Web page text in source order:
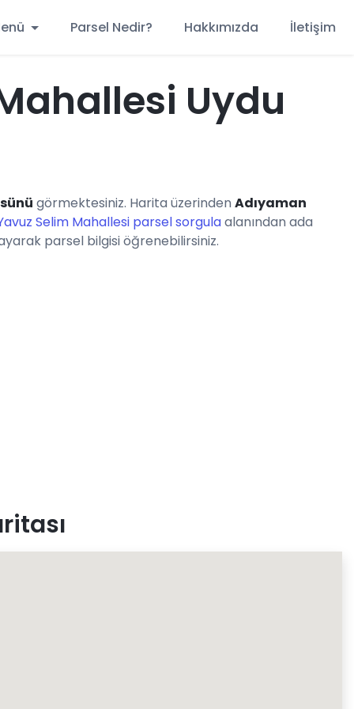
Parsel Nedir? Hakkımızda İletişim
Uydu
görmektesiniz. Harita üzerinden Adıyaman
Selim Mahallesi parsel sorgulaalanından ada
parsel bilgisi öğrenebilirsiniz.